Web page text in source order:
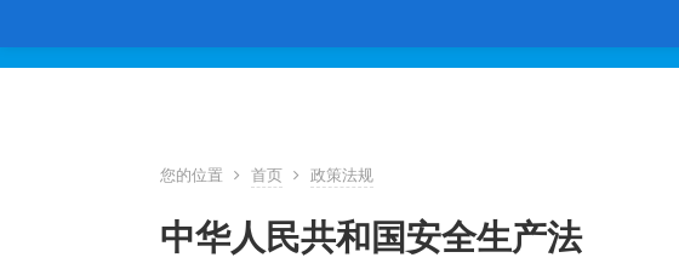
您的位置 首页 政策法规
中华人民共和国安全生产法